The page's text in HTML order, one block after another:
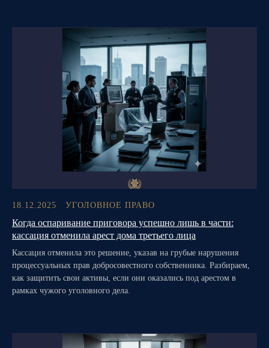
18.12.2025 УГОЛОВНОЕ ПРАВО
Когда оспаривание приговора успешно лишь в части:
кассация отменила арест дома третьего лица
Кассация отменила это решение, указав на грубые нарушения
процессуальных прав добросовестного собственника. Разбираем,
как защитить свои активы, если они оказались под арестом в
рамках чужого уголовного дела.